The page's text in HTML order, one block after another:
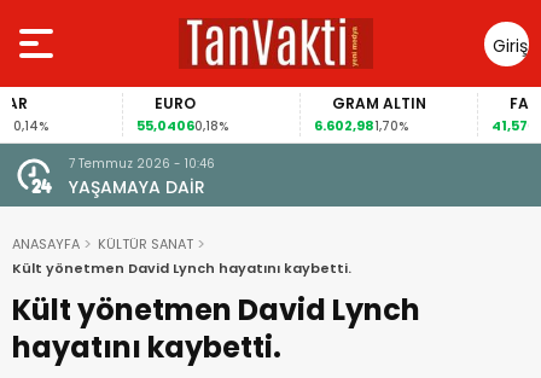
Giriş
Yap
EURO
55,04060,18%
GRAM ALTIN
6.602,981,70%
FAİZ
41,57 0,10%
22 Haziran 2026 - 19:08
TÜRKİYE’NİN “DEMOKRASİ VE ADALET SORUNU”
ANASAYFA
KÜLTÜR SANAT
Kült yönetmen David Lynch hayatını kaybetti.
Kült yönetmen David Lynch
hayatını kaybetti.